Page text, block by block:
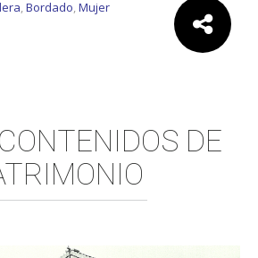
,Bordado,Mujer
DE